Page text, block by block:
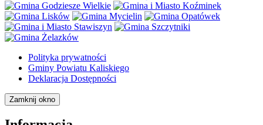
Polityka prywatności
Gminy Powiatu Kaliskiego
Deklaracja Dostępności
Zamknij okno